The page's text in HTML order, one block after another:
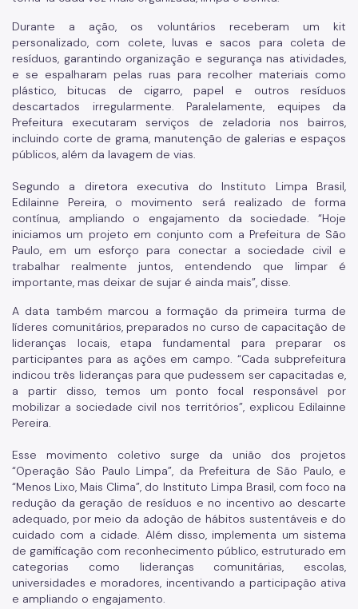
Durante a ação, os voluntários receberam um kit
personalizado, com colete, luvas e sacos para coleta de
resíduos, garantindo organização e segurança nas atividades,
e se espalharam pelas ruas para recolher materiais como
plástico, bitucas de cigarro, papel e outros resíduos
descartados irregularmente. Paralelamente, equipes da
Prefeitura executaram serviços de zeladoria nos bairros,
incluindo corte de grama, manutenção de galerias e espaços
públicos, além da lavagem de vias.
Segundo a diretora executiva do Instituto Limpa Brasil,
Edilainne Pereira, o movimento será realizado de forma
contínua, ampliando o engajamento da sociedade. “Hoje
iniciamos um projeto em conjunto com a Prefeitura de São
Paulo, em um esforço para conectar a sociedade civil e
trabalhar realmente juntos, entendendo que limpar é
importante, mas deixar de sujar é ainda mais”, disse.
A data também marcou a formação da primeira turma de
líderes comunitários, preparados no curso de capacitação de
lideranças locais, etapa fundamental para preparar os
participantes para as ações em campo. “Cada subprefeitura
indicou três lideranças para que pudessem ser capacitadas e,
a partir disso, temos um ponto focal responsável por
mobilizar a sociedade civil nos territórios”, explicou Edilainne
Pereira.
Esse movimento coletivo surge da união dos projetos
“Operação São Paulo Limpa”, da Prefeitura de São Paulo, e
“Menos Lixo, Mais Clima”, do Instituto Limpa Brasil, com foco na
redução da geração de resíduos e no incentivo ao descarte
adequado, por meio da adoção de hábitos sustentáveis e do
cuidado com a cidade. Além disso, implementa um sistema
de gamificação com reconhecimento público, estruturado em
categorias como lideranças comunitárias, escolas,
universidades e moradores, incentivando a participação ativa
e ampliando o engajamento.